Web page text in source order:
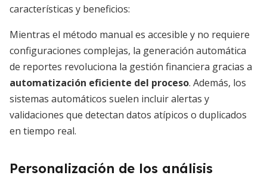
características y beneficios:
Mientras el método manual es accesible y no requiere
configuraciones complejas, la generación automática
de reportes revoluciona la gestión financiera gracias a
automatización eficiente del proceso. Además, los
sistemas automáticos suelen incluir alertas y
validaciones que detectan datos atípicos o duplicados
en tiempo real.
Personalización de los análisis